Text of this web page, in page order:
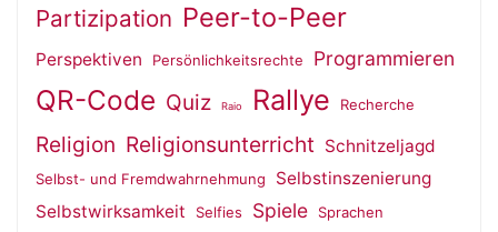
Partizipation Peer-to-Peer
Perspektiven Persönlichkeitsrechte Programmieren
QR-Code Quiz Raio Rallye Recherche
Religion Religionsunterricht Schnitzeljagd
Selbst- und Fremdwahrnehmung
Selbstinszenierung
Selbstwirksamkeit
Selfies Spiele Sprachen